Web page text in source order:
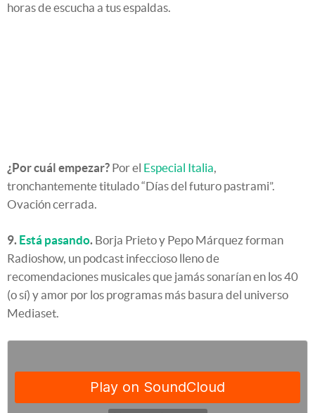
horas de escucha a tus espaldas.
¿Por cuál empezar? Por el Especial Italia,
tronchantemente titulado “Días del futuro pastrami”.
Ovación cerrada.
9. Está pasando. Borja Prieto y Pepo Márquez forman
Radioshow, un podcast infeccioso lleno de
recomendaciones musicales que jamás sonarían en los 40
(o sí) y amor por los programas más basura del universo
Mediaset.